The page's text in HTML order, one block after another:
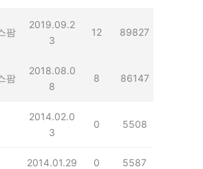
팜
2019.09.2
3
12 89827
팜
2018.08.0
8
8 86147
2014.02.0
3
0 5508
2014.01.29 0 5587